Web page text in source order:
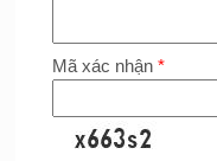
Mã xác nhận *